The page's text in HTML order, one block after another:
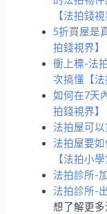
【法拍錢視
5折買屋是
拍錢視界】
衝上標-法
次搞懂【法
如何在7天
拍錢視界】
法拍屋可以
法拍屋要
【法拍小學
法拍診所-
法拍診所-
想了解更